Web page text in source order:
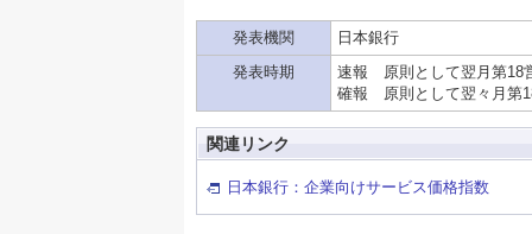
発表機関
日本銀行
発表時期
速報 原則として翌月第18
確報 原則として翌々月第
関連リンク
日本銀行：企業向けサービス価格指数